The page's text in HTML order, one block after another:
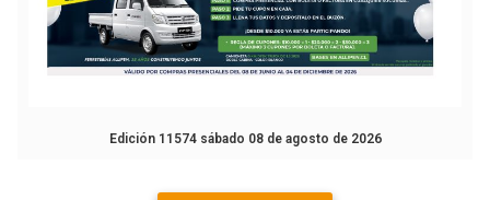
Edición 11574 sábado 08 de agosto de 2026